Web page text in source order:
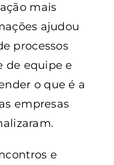
mais
ajudou
processos
de equipe e
o que é a
empresas
e